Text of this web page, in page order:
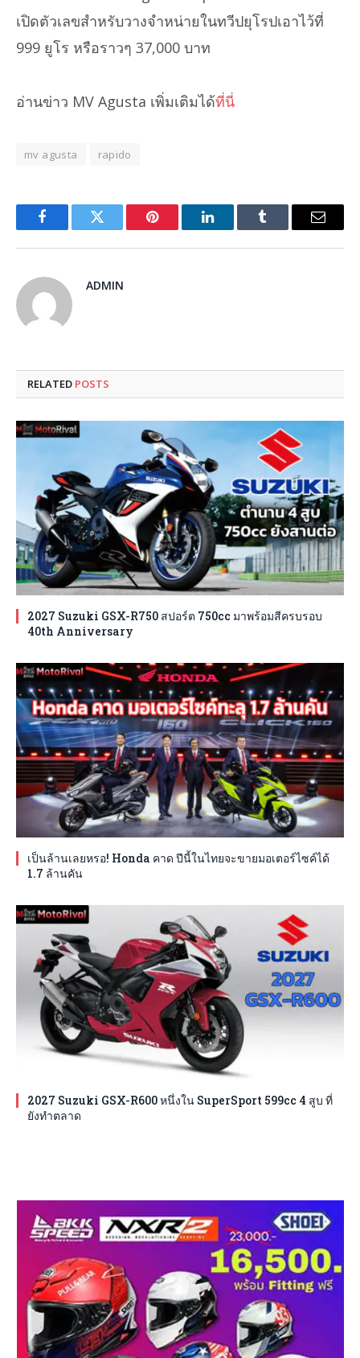
เปิดตัวเลขสำหรับวางจำหน่ายในทวีปยุโรปเอาไว้ที่
999 ยูโร หรือราวๆ 37,000 บาท
อ่านข่าว MV Agusta เพิ่มเติมได้ที่นี่
mv agusta rapido
FacebookTwitter Pinterest LinkedInTumblr Email
ADMIN
RELATED POSTS
2027 Suzuki GSX-R750 สปอร์ต 750cc มาพร้อมสีครบรอบ
40th Anniversary
เป็นล้านเลยหรอ! Honda คาด ปีนี้ในไทยจะขายมอเตอร์ไซค์ได้
1.7 ล้านคัน
2027 Suzuki GSX-R600 หนึ่งใน SuperSport 599cc 4 สูบ ที่
ยังทำตลาด